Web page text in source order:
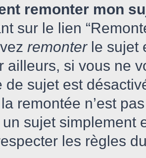
remonter mon
sur le lien
remonterle sujet
ailleurs, si vous ne
de sujet est
remontée n’est
sujet simplement
les règles